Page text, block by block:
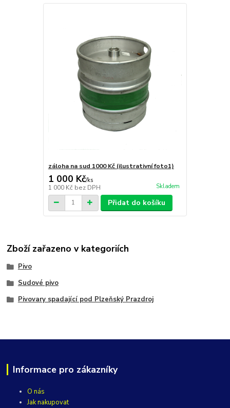
záloha na sud 1000 Kč (ilustrativní foto1)
1 000 Kč/ks
1 000 Kč bez DPH Skladem
Přidat do košíku
Zboží zařazeno v kategoriích
Pivo
Sudové pivo
Pivovary spadající pod Plzeňský Prazdroj
Informace pro zákazníky
O nás
Jak nakupovat